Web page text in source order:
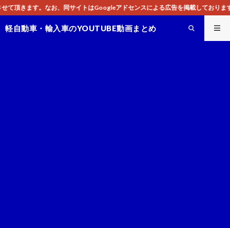
トはGoogleアドセンスによる広告を掲載しております。
軽自動車・輸入車のYOUTUBE動画まとめ